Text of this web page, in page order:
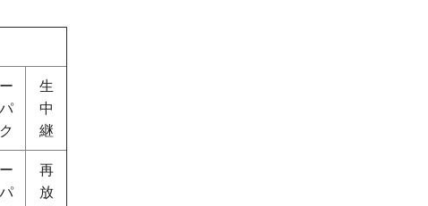
生
中
継
再
放